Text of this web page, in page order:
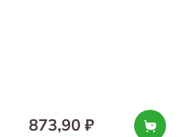
873,90 ₽